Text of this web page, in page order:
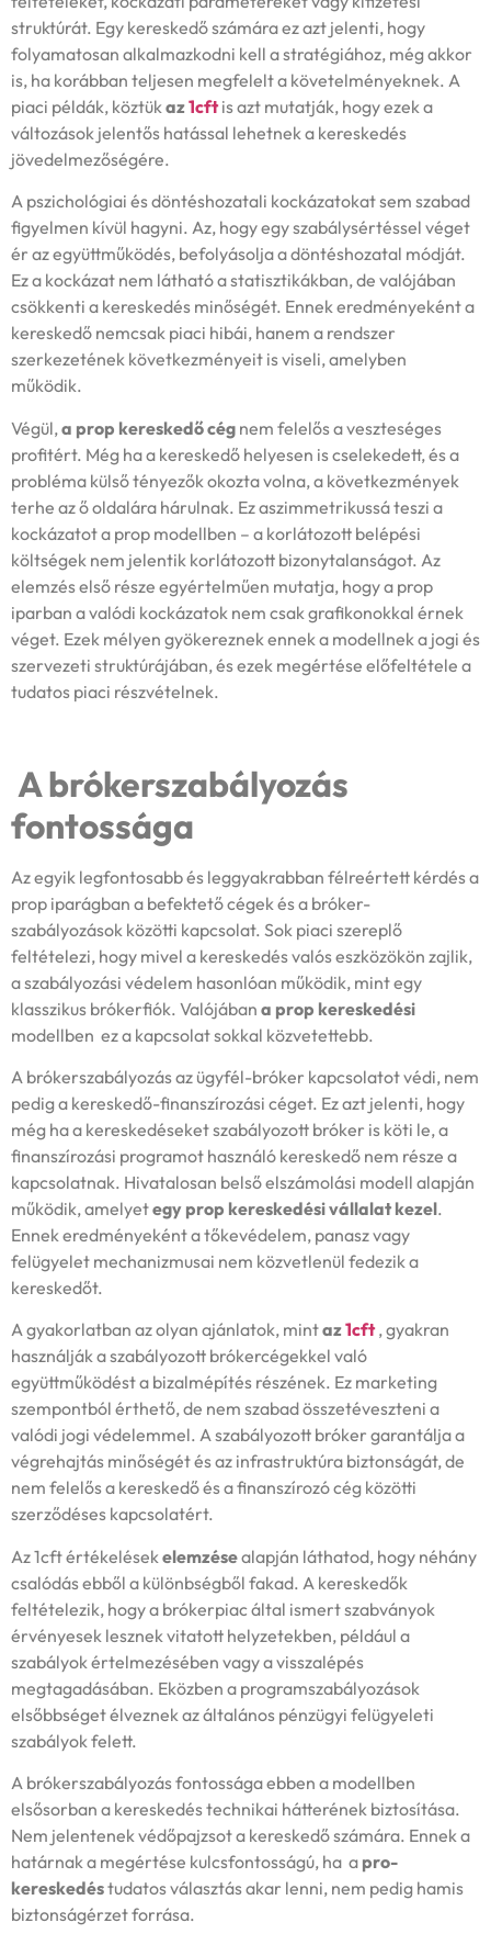
struktúrát. Egy kereskedő számára ez azt jelenti, hogy
folyamatosan alkalmazkodni kell a stratégiához, még akkor
is, ha korábban teljesen megfelelt a követelményeknek. A
piaci példák, köztükaz1cftis azt mutatják, hogy ezek a
változások jelentős hatással lehetnek a kereskedés
jövedelmezőségére.
A pszichológiai és döntéshozatali kockázatokat sem szabad
figyelmen kívül hagyni. Az, hogy egy szabálysértéssel véget
ér az együttműködés, befolyásolja a döntéshozatal módját.
Ez a kockázat nem látható a statisztikákban, de valójában
csökkenti a kereskedés minőségét. Ennek eredményeként a
kereskedő nemcsak piaci hibái, hanem a rendszer
szerkezetének következményeit is viseli, amelyben
működik.
Végül, a prop kereskedő cég nem felelős a veszteséges
profitért. Még ha a kereskedő helyesen is cselekedett, és a
probléma külső tényezők okozta volna, a következmények
terhe az ő oldalára hárulnak. Ez aszimmetrikussá teszi a
kockázatot a prop modellben – a korlátozott belépési
költségek nem jelentik korlátozott bizonytalanságot. Az
elemzés első része egyértelműen mutatja, hogy a prop
iparban a valódi kockázatok nem csak grafikonokkal érnek
véget. Ezek mélyen gyökereznek ennek a modellnek a jogi és
szervezeti struktúrájában, és ezek megértése előfeltétele a
tudatos piaci részvételnek.
A brókerszabályozás
fontossága
Az egyik legfontosabb és leggyakrabban félreértett kérdés a
prop iparágban a befektető cégek és a bróker-
szabályozások közötti kapcsolat. Sok piaci szereplő
feltételezi, hogy mivel a kereskedés valós eszközökön zajlik,
a szabályozási védelem hasonlóan működik, mint egy
klasszikus brókerfiók. Valójában a prop kereskedési
modellben ez a kapcsolat sokkal közvetettebb.
A brókerszabályozás az ügyfél-bróker kapcsolatot védi, nem
pedig a kereskedő-finanszírozási céget. Ez azt jelenti, hogy
még ha a kereskedéseket szabályozott bróker is köti le, a
finanszírozási programot használó kereskedő nem része a
kapcsolatnak. Hivatalosan belső elszámolási modell alapján
működik, amelyetegy prop kereskedési vállalat kezel.
Ennek eredményeként a tőkevédelem, panasz vagy
felügyelet mechanizmusai nem közvetlenül fedezik a
kereskedőt.
A gyakorlatban az olyan ajánlatok, mintaz1cft, gyakran
használják a szabályozott brókercégekkel való
együttműködést a bizalmépítés részének. Ez marketing
szempontból érthető, de nem szabad összetéveszteni a
valódi jogi védelemmel. A szabályozott bróker garantálja a
végrehajtás minőségét és az infrastruktúra biztonságát, de
nem felelős a kereskedő és a finanszírozó cég közötti
szerződéses kapcsolatért.
Az 1cft értékelésekelemzésealapján láthatod, hogy néhány
csalódás ebből a különbségből fakad. A kereskedők
feltételezik, hogy a brókerpiac által ismert szabványok
érvényesek lesznek vitatott helyzetekben, például a
szabályok értelmezésében vagy a visszalépés
megtagadásában. Eközben a programszabályozások
elsőbbséget élveznek az általános pénzügyi felügyeleti
szabályok felett.
A brókerszabályozás fontossága ebben a modellben
elsősorban a kereskedés technikai hátterének biztosítása.
Nem jelentenek védőpajzsot a kereskedő számára. Ennek a
határnak a megértése kulcsfontosságú, ha a pro-
kereskedéstudatos választás akar lenni, nem pedig hamis
biztonságérzet forrása.